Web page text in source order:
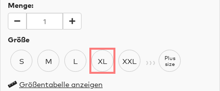
Menge:
Größe
S M L XL XXL ›››
Plus
size
Größentabelle anzeigen